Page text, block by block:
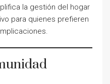
la gestión del hogar
para quienes prefieren